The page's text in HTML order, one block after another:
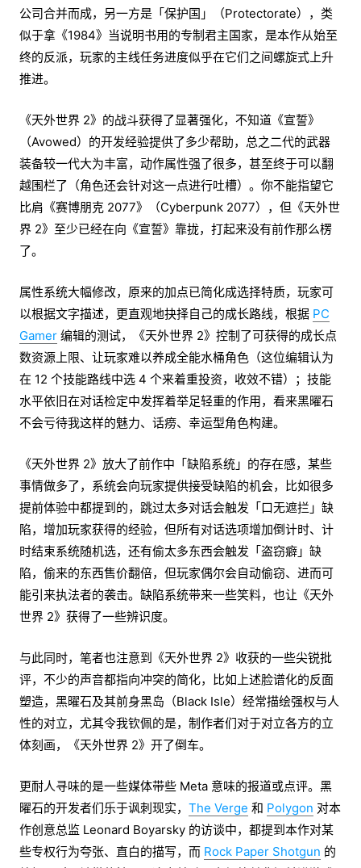
公司合并而成，另一方是「保护国」（Protectorate），类
似于拿《1984》当说明书用的专制君主国家，是本作从始至
终的反派，玩家的主线任务进度似乎在它们之间螺旋式上升
推进。
《天外世界 2》的战斗获得了显著强化，不知道《宣誓》
（Avowed）的开发经验提供了多少帮助，总之二代的武器
装备较一代大为丰富，动作属性强了很多，甚至终于可以翻
越围栏了（角色还会针对这一点进行吐槽）。你不能指望它
比肩《赛博朋克 2077》（Cyberpunk 2077），但《天外世
界 2》至少已经在向《宣誓》靠拢，打起来没有前作那么楞
了。
属性系统大幅修改，原来的加点已简化成选择特质，玩家可
以根据文字描述，更直观地抉择自己的成长路线，根据 PC
Gamer 编辑的测试，《天外世界 2》控制了可获得的成长点
数资源上限、让玩家难以养成全能水桶角色（这位编辑认为
在 12 个技能路线中选 4 个来着重投资，收效不错）；技能
水平依旧在对话检定中发挥着举足轻重的作用，看来黑曜石
不会亏待我这样的魅力、话痨、幸运型角色构建。
《天外世界 2》放大了前作中「缺陷系统」的存在感，某些
事情做多了，系统会向玩家提供接受缺陷的机会，比如很多
提前体验中都提到的，跳过太多对话会触发「口无遮拦」缺
陷，增加玩家获得的经验，但所有对话选项增加倒计时、计
时结束系统随机选，还有偷太多东西会触发「盗窃癖」缺
陷，偷来的东西售价翻倍，但玩家偶尔会自动偷窃、进而可
能引来执法者的袭击。缺陷系统带来一些笑料，也让《天外
世界 2》获得了一些辨识度。
与此同时，笔者也注意到《天外世界 2》收获的一些尖锐批
评，不少的声音都指向冲突的简化，比如上述脸谱化的反面
塑造，黑曜石及其前身黑岛（Black Isle）经常描绘强权与人
性的对立，尤其令我钦佩的是，制作者们对于对立各方的立
体刻画，《天外世界 2》开了倒车。
更耐人寻味的是一些媒体带些 Meta 意味的报道或点评。黑
曜石的开发者们乐于讽刺现实， The Verge 和 Polygon 对本
作创意总监 Leonard Boyarsky 的访谈中，都提到本作对某
些专权行为夸张、直白的描写，而 Rock Paper Shotgun 的